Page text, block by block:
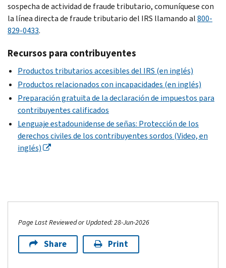
sospecha de actividad de fraude tributario, comuníquese con
la línea directa de fraude tributario del IRS llamando al800-
829-0433.
Recursos para contribuyentes
Productos tributarios accesibles del IRS (en inglés)
Productos relacionados con incapacidades (en inglés)
Preparación gratuita de la declaración de impuestos para
contribuyentes calificados
Lenguaje estadounidense de señas: Protección de los
derechos civiles de los contribuyentes sordos (Video, en
inglés)
Page Last Reviewed or Updated: 28-Jun-2026
Share Print